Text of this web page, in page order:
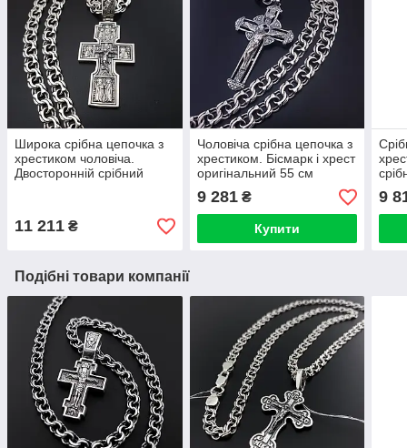
Широка срібна цепочка з
хрестиком чоловіча.
Двосторонній срібний
11 211 ₴
Чоловіча срібна цепочка з
хрестиком. Бісмарк і хрест
оригінальний 55 см
9 281₴
Купити
9
Подібні товари компанії